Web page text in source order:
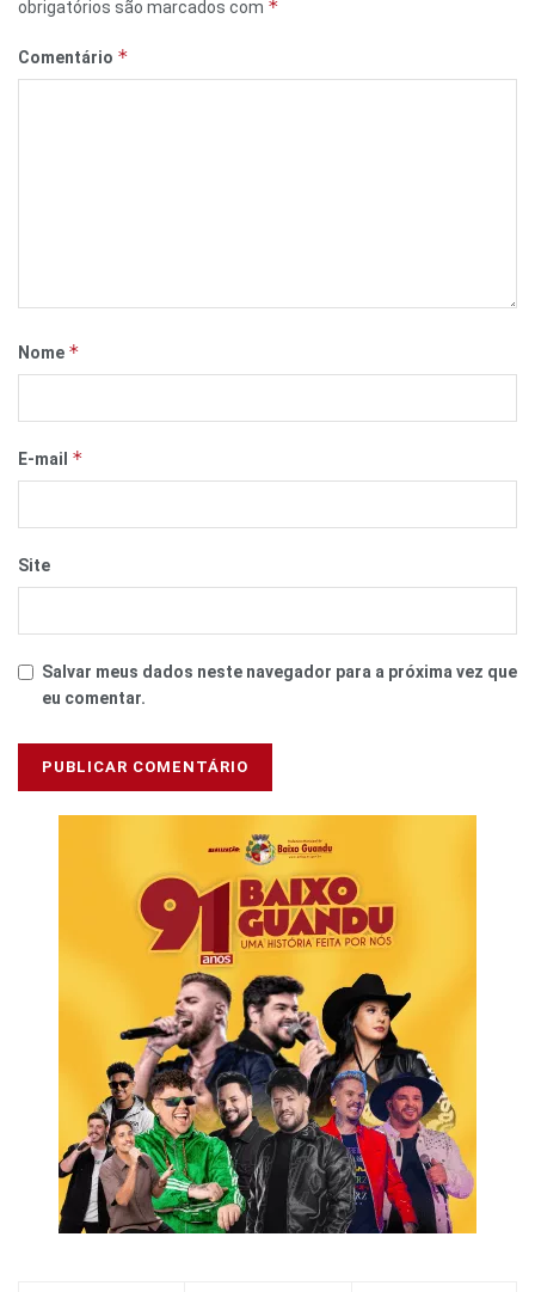
obrigatórios são marcados com *
Comentário *
Nome *
E-mail *
Site
Salvar meus dados neste navegador para a próxima vez que
eu comentar.